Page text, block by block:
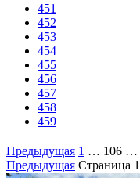
451
452
453
454
455
456
457
458
459
Предыдущая 1 … 106 …
Предыдущая Страница 1